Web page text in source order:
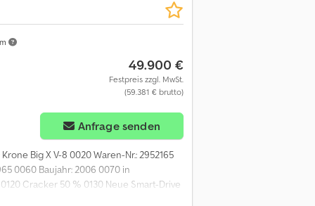
49.900 €
Festpreis zzgl. MwSt.
(59.381 € brutto)
Anfrage senden
Krone Big X V-8 0020 Waren-Nr.: 2952165
0060 Baujahr: 2006 0070 in
Cracker 50 % 0130 Neue Smart-Drive
! Dcedjzkwx Njpfx Aqxek 0170 40iger